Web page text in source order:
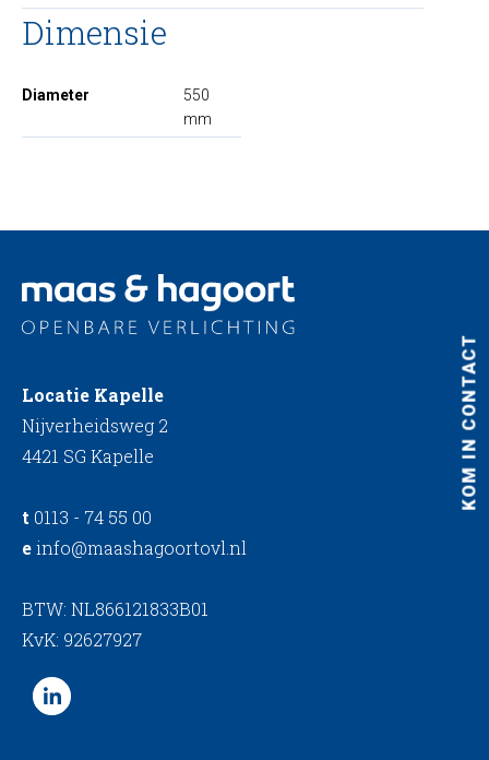
KOM IN CONTACT
Dimensie
Diameter
550
mm
Locatie Kapelle
Nijverheidsweg 2
4421 SG Kapelle
t 0113 - 74 55 00
einfo@maashagoortovl.nl
BTW: NL866121833B01
KvK: 92627927